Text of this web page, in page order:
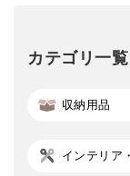
カテゴリ一覧
収納用品
インテリア